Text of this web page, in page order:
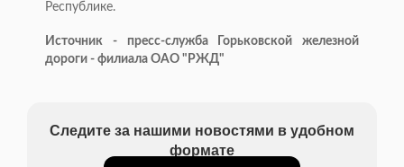
Республике.
Источник - пресс-служба Горьковской железной
дороги - филиала ОАО "РЖД"
Следите за нашими новостями в удобном
формате